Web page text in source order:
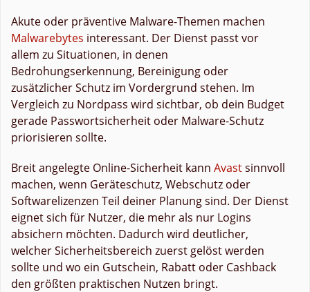
Akute oder präventive Malware-Themen machen
Malwarebytes interessant. Der Dienst passt vor
allem zu Situationen, in denen
Bedrohungserkennung, Bereinigung oder
zusätzlicher Schutz im Vordergrund stehen. Im
Vergleich zu Nordpass wird sichtbar, ob dein Budget
gerade Passwortsicherheit oder Malware-Schutz
priorisieren sollte.
Breit angelegte Online-Sicherheit kann Avastsinnvoll
machen, wenn Geräteschutz, Webschutz oder
Softwarelizenzen Teil deiner Planung sind. Der Dienst
eignet sich für Nutzer, die mehr als nur Logins
absichern möchten. Dadurch wird deutlicher,
welcher Sicherheitsbereich zuerst gelöst werden
sollte und wo ein Gutschein, Rabatt oder Cashback
den größten praktischen Nutzen bringt.